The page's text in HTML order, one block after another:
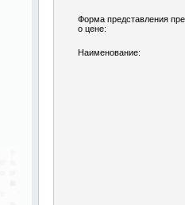
Форма представления
о цене:
Наименование: